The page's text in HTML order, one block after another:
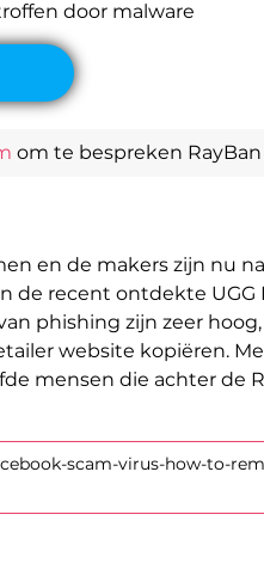
door malware
om te bespreken RayBan
en de makers zijn nu
recent ontdekte UGG
phishing zijn zeer
website kopiëren.
mensen die achter de
scam-virus-how-to-